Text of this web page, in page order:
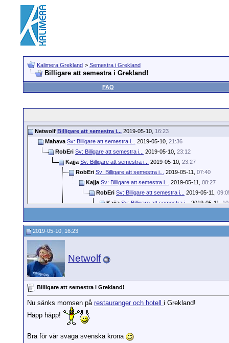
Kalimera Grekland > Semestra i Grekland
Billigare att semestra i Grekland!
FAQ
Netwolf Billigare att semestra i... 2019-05-10, 16:23
Mahava Sv: Billigare att semestra i... 2019-05-10, 21:36
RobEri Sv: Billigare att semestra i... 2019-05-10, 23:12
Kajja Sv: Billigare att semestra i... 2019-05-10, 23:27
RobEri Sv: Billigare att semestra i... 2019-05-11, 07:40
Kajja Sv: Billigare att semestra i... 2019-05-11, 08:27
RobEri Sv: Billigare att semestra i... 2019-05-11,
Kajja Sv: Billigare att semestra i... 2019-05-11,
Kajja Sv: Billigare att semestra i...2019-
2019-05-10, 16:23
Netwolf
Billigare att semestra i Grekland!
Nu sänks momsen på restauranger och hotell i Grekland!
Häpp häpp!
Bra för vår svaga svenska krona